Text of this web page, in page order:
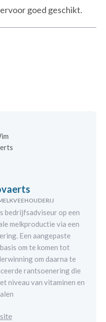
goed geschikt.
bedrijfsadviseur op een
melkproductie via een
Een aangepaste
om te komen tot
om daarna te
rantsoenering die
niveau van vitaminen en